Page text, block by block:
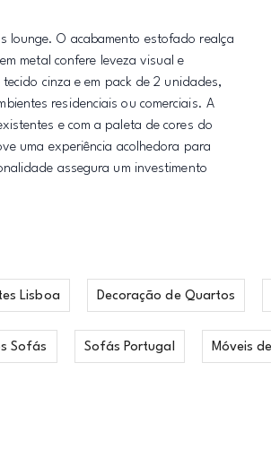
lounge. O acabamento estofado realça
metal confere leveza visual e
cinza e em pack de 2 unidades,
residenciais ou comerciais. A
e com a paleta de cores do
uma experiência acolhedora para
assegura um investimento
Lisboa Decoração de Quartos
Sofás Sofás Portugal Móveis